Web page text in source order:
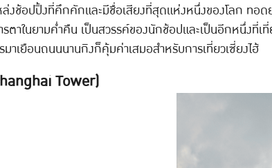
ช้อปปิ้งที่คึกคักและมีชื่อเสียงที่สุดแห่งหนึ่งของโลก ทอด
ตาในยามค่ำคืน เป็นสวรรค์ของนักช้อปและเป็นอีกหนึ่งที่เ
าเยือนถนนนานกิงก็คุ้มค่าเสมอสำหรับการเที่ยวเซี่ยงไฮ้
Tower)